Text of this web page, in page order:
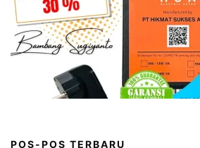
POS-POS TERBARU